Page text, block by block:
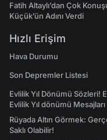
Fatih Altaylı’dan Çok
Küçük’ün Adını Verdi
Hızlı Erişim
Hava Durumu
Son Depremler Listesi
Evlilik Yıl Dönümü Sözleri!
Evlilik Yıl dönümü Mesajları
Rüyada Altın Görmek:
Saklı Olabilir!